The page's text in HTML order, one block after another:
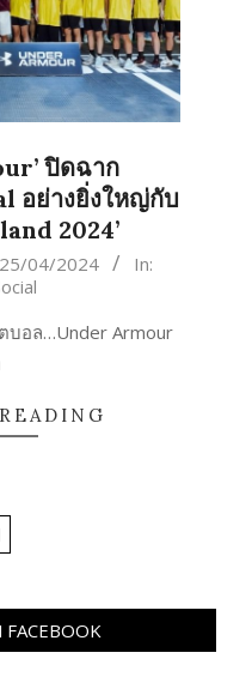
ปิดฉาก
อย่างยิ่งใหญ่กับ
2024’
25/04/2024
In:
บอล…Under Armour